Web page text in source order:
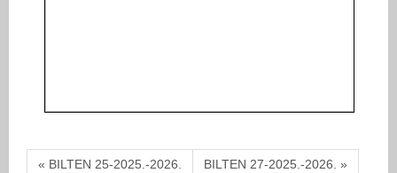
« BILTEN 25-2025.-2026. BILTEN 27-2025.-2026. »